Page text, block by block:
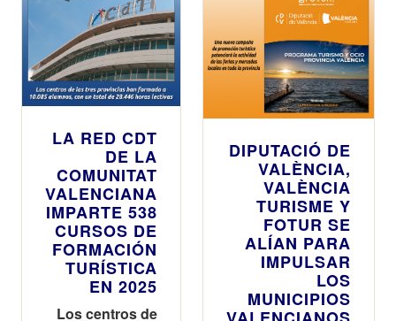
LA RED CDT
DE LA
COMUNITAT
VALENCIANA
IMPARTE 538
CURSOS DE
FORMACIÓN
TURÍSTICA
EN 2025
Los centros de
DIPUTACIÓ DE
VALÈNCIA,
VALÈNCIA
TURISME Y
FOTUR SE
ALÍAN PARA
IMPULSAR
LOS
MUNICIPIOS